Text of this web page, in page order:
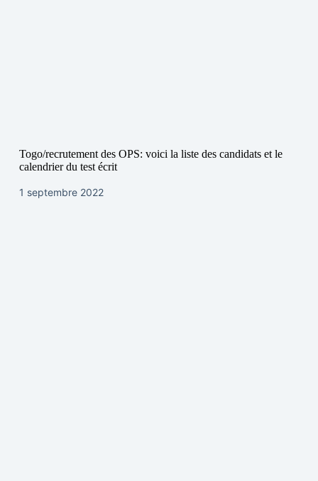
Togo/recrutement des OPS: voici la liste des candidats et le
calendrier du test écrit
1 septembre 2022